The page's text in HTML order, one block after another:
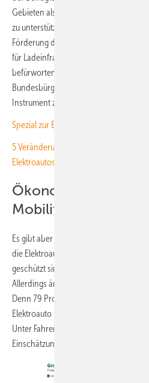
Gebieten als geeignete Maßnahme, um
zu unterstützen. Das sind mehr als die
Förderung der Autos befürworten.
für Ladeinfrastruktur zu Hause oder am
befürworten 60 Prozent der Befragten.
Bundesbürger ist die Senkung der
Instrument zur Unterstützung der
Spezial zur Elektromobilität: E-Autos
5 Veränderungen in der Mobilität
Elektroautos
Ökonomischen
Mobilität sichtbar
Es gibt aber noch eine Kehrseite.
die Elektroautos tatsächlich besser vor
geschützt sind. Davon gehen nur 37
Allerdings ändert sich dies nach der
Denn 79 Prozent der Befragten sind
Elektroauto besser vor
Unter Fahrern von Verbrennern teilen
Einschätzung.